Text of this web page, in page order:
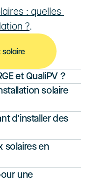
: quelles
?.
solaire
et QualiPV ?
solaire
d'installer des
solaires en
une